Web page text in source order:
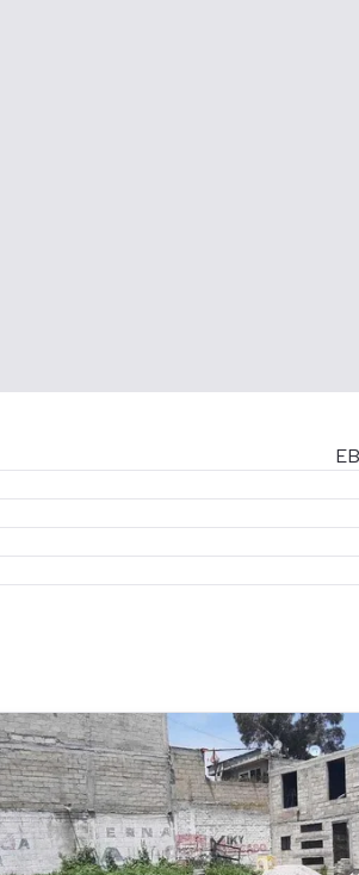
final. El precio no incluye los